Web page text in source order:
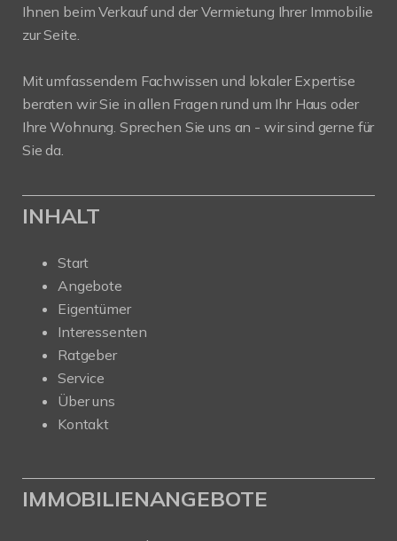
Ihnen beim Verkauf und der Vermietung Ihrer Immobilie
zur Seite.
Mit umfassendem Fachwissen und lokaler Expertise
beraten wir Sie in allen Fragen rund um Ihr Haus oder
Ihre Wohnung. Sprechen Sie uns an - wir sind gerne für
Sie da.
INHALT
Start
Angebote
Eigentümer
Interessenten
Ratgeber
Service
Über uns
Kontakt
IMMOBILIENANGEBOTE